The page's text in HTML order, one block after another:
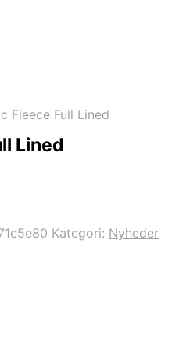
Fleece Full Lined
Lined
Kategori: Nyheder